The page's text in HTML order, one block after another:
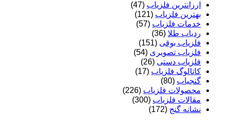
ارزانترین فلزیاب (47)
بهترین فلزیاب (121)
خدمات فلزیاب (57)
ردیاب طلا (36)
فلزیاب بوقی (151)
فلزیاب تصویری (54)
فلزیاب دستی (26)
کاتالوگ فلزیاب (17)
گنجیاب (80)
محصولات فلزیاب (226)
مقالات فلزیاب (300)
نشانه گنج (172)